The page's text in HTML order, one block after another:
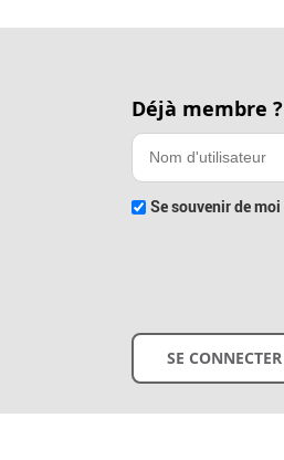
Déjà membre ?
Se souvenir de moi